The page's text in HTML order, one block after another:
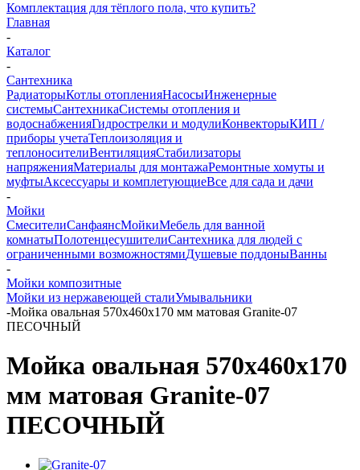
Комплектация для тёплого пола, что купить?
Главная
-
Каталог
-
Сантехника
РадиаторыКотлы отопленияНасосыИнженерные
системыСантехникаСистемы отопления и
водоснабженияГидрострелки и модулиКонвекторыКИП /
приборы учетаТеплоизоляция и
теплоносителиВентиляцияСтабилизаторы
напряженияМатериалы для монтажаРемонтные хомуты и
муфтыАксессуары и комплетующиеВсе для сада и дачи
-
Мойки
СмесителиСанфаянсМойкиМебель для ванной
комнатыПолотенцесушителиСантехника для людей с
ограниченными возможностямиДушевые поддоныВанны
-
Мойки композитные
Мойки из нержавеющей сталиУмывальники
-Мойка овальная 570х460х170 мм матовая Granite-07
ПЕСОЧНЫЙ
Мойка овальная 570х460х170
мм матовая Granite-07
ПЕСОЧНЫЙ